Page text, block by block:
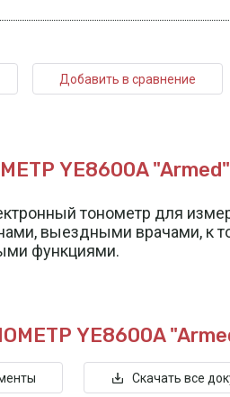
Добавить в сравнение
YE8600A "Armed"
тонометр для
выездными врачами, к
функциями.
YE8600A
Скачать все